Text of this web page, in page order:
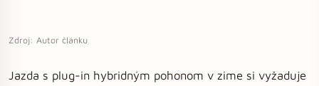
Zdroj: Autor článku
Jazda s plug-in hybridným pohonom v zime si vyžaduje